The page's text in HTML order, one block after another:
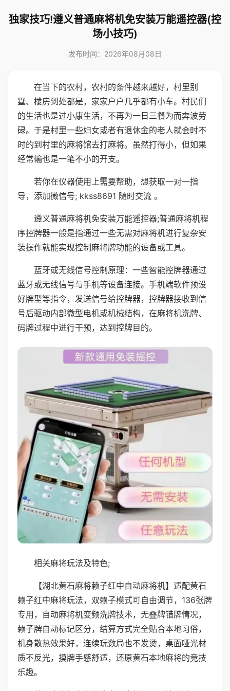
独家技巧!遵义普通麻将机免安装万能遥控器(控
场小技巧)
发布时间：2026年08月08日
在当下的农村，农村的条件越来越好，村里别
墅、楼房到处都是，家家户户几乎都有小车。村民们
的生活也是过小康生活，不再为一日三餐为而奔波劳
碌。于是村里一些妇女或者有退休金的老人就会时不
时的到村里的麻将馆去打麻将。虽然打得小，但如果
经常输也是一笔不小的开支。
若你在仪器使用上需要帮助，想获取一对一指
导，添加微信号; kkss8691 随时交流 。
遵义普通麻将机免安装万能遥控器;普通麻将机程
序控牌器一般是指通过一些无需对麻将机进行复杂安
装操作就能实现控制麻将牌功能的设备或工具。
蓝牙或无线信号控制原理：一些智能控牌器通过
蓝牙或无线信号与手机等设备连接。手机端软件预设
好牌型等指令，发送信号给控牌器，控牌器接收到信
号后驱动内部微型电机或机械结构，在麻将机洗牌、
码牌过程中进行干预，达到控牌目的。
相关麻将玩法及特色;
【湖北黄石麻将赖子红中自动麻将机】适配黄石
赖子红中麻将玩法，双赖子模式可自由调节，136张牌
专用，自动麻将机变频洗牌技术，无叠牌错牌情况，
赖子牌自动标记区分，结算方式完全贴合本地习俗，
机身散热效果好，连续玩数局也不发烫，桌面哑光材
质不反光，摸牌手感舒适，还原黄石本地麻将的竞技
乐趣。